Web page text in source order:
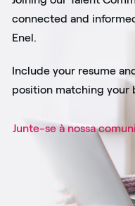
connected and
Enel.
Include your resume
position matching your
Junte-se à nossa